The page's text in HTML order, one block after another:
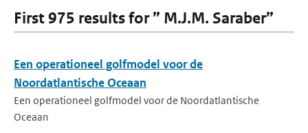
First 975 results for ” M.J.M. Saraber”
Een operationeel golfmodel voor de
Noordatlantische Oceaan
Een operationeel golfmodel voor de Noordatlantische
Oceaan